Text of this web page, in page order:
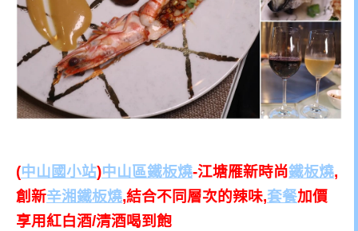
(中山國小站)中山區鐵板燒-江塘雁新時尚鐵板燒,
創新辛湘鐵板燒,結合不同層次的辣味,套餐加價
享用紅白酒/清酒喝到飽